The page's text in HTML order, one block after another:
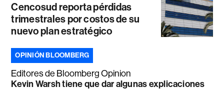
Cencosud reporta pérdidas
trimestrales por costos de su
nuevo plan estratégico
OPINIÓN BLOOMBERG
Editores de Bloomberg Opinion
Kevin Warsh tiene que dar algunas explicaciones